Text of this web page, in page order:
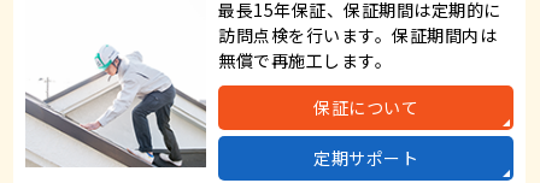
訪問点検を行います。保証期間内は
無償で再施工します。
保証について
定期サポート